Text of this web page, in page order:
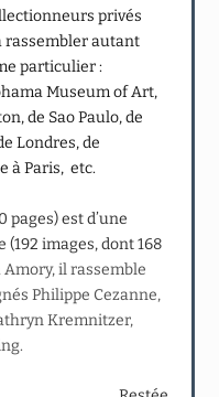
privés
rassembler autant
particulier :
Museum of Art,
de Sao Paulo, de
Londres, de
à Paris, etc.
pages) est d’une
images, dont 168
Amory, il rassemble
Philippe Cezanne,
Kremnitzer,